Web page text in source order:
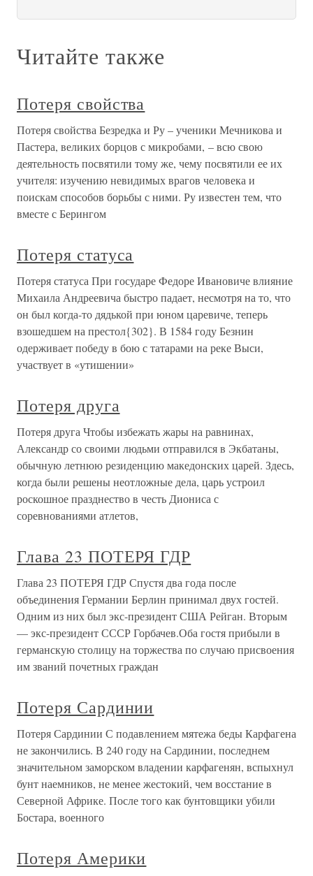
Читайте также
Потеря свойства
Потеря свойства Безредка и Ру – ученики Мечникова и
Пастера, великих борцов с микробами, – всю свою
деятельность посвятили тому же, чему посвятили ее их
учителя: изучению невидимых врагов человека и
поискам способов борьбы с ними. Ру известен тем, что
вместе с Берингом
Потеря статуса
Потеря статуса При государе Федоре Ивановиче влияние
Михаила Андреевича быстро падает, несмотря на то, что
он был когда-то дядькой при юном царевиче, теперь
взошедшем на престол{302}. В 1584 году Безнин
одерживает победу в бою с татарами на реке Выси,
участвует в «утишении»
Потеря друга
Потеря друга Чтобы избежать жары на равнинах,
Александр со своими людьми отправился в Экбатаны,
обычную летнюю резиденцию македонских царей. Здесь,
когда были решены неотложные дела, царь устроил
роскошное празднество в честь Диониса с
соревнованиями атлетов,
Глава 23 ПОТЕРЯ ГДР
Глава 23 ПОТЕРЯ ГДР Спустя два года после
объединения Германии Берлин принимал двух гостей.
Одним из них был экс-президент США Рейган. Вторым
— экс-президент СССР Горбачев.Оба гостя прибыли в
германскую столицу на торжества по случаю присвоения
им званий почетных граждан
Потеря Сардинии
Потеря Сардинии С подавлением мятежа беды Карфагена
не закончились. В 240 году на Сардинии, последнем
значительном заморском владении карфагенян, вспыхнул
бунт наемников, не менее жестокий, чем восстание в
Северной Африке. После того как бунтовщики убили
Бостара, военного
Потеря Америки